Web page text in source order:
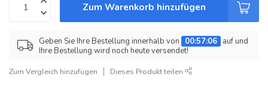
Zum Warenkorb hinzufügen
Geben Sie Ihre Bestellung innerhalb von 00:57:05 auf und
Ihre Bestellung wird noch heute versendet!
Zum Vergleich hinzufügen Dieses Produkt teilen